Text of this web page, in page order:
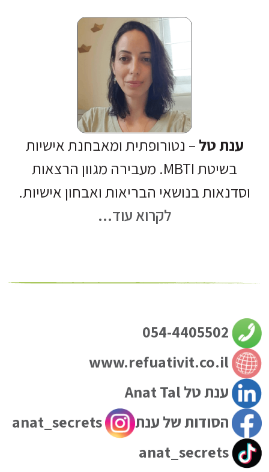
ענת טל – נטורופתית ומאבחנת אישיות
בשיטת MBTI. מעבירה מגוון הרצאות
וסדנאות בנושאי הבריאות ואבחון אישיות.
לקרוא עוד...
ענת טל Anat Tal
הסודות של ענת